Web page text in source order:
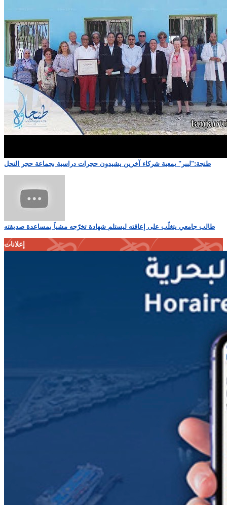
طنجة:"ليير" بمعية شركاء آخرين يشيدون حجرات دراسية بجماعة حجر النحل
طالب جامعي يتغلّب على إعاقته ليستلم شهادة تخرّجه مشياً بمساعدة صديقته
إعلانات